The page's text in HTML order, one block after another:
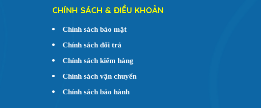
CHÍNH SÁCH & ĐIỀU KHOẢN
Chính sách bảo mật
Chính sách đổi trả
Chính sách kiểm hàng
Chính sách vận chuyển
Chính sách bảo hành